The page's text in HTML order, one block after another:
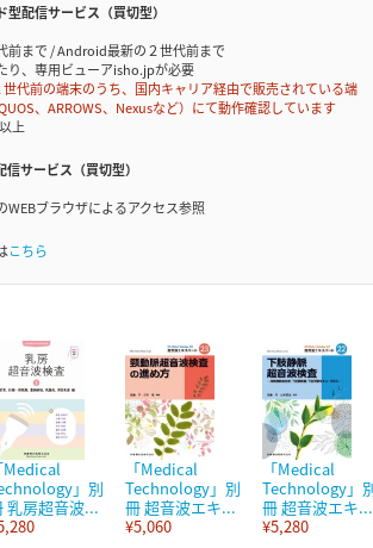
型配信サービス（買切型）
前まで / Android最新の２世代前まで
り、専用ビューアisho.jpが必要
代前の端末のうち、国内キャリア経由で販売されている端
、ARROWS、Nexusなど）にて動作確認しています
上
信サービス（買切型）
ブラウザによるアクセス参照
こちら
Medical
」別
乳房超音波...
「Medical
Technology」別
冊 超音波エキ...
¥5,060
「Medical
Technology」
冊 超音波エキ...
¥5,280